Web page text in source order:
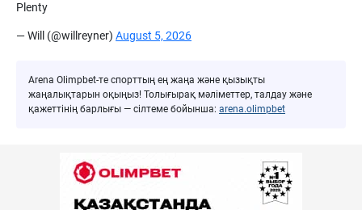
Plenty
— Will (@willreyner) August 5, 2026
Arena Olimpbet-те спорттың ең жаңа және қызықты
жаңалықтарын оқыңыз! Толығырақ мәліметтер, талдау және
қажеттінің барлығы — сілтеме бойынша: arena.olimpbet